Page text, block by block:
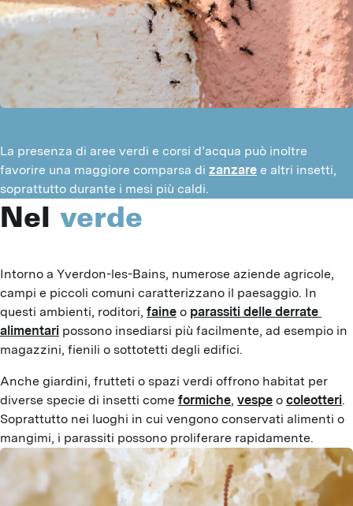
La presenza di aree verdi e corsi d’acqua può inoltre
favorire una maggiore comparsa di zanzare e altri insetti,
soprattutto durante i mesi più caldi.
Nel verde
Intorno a Yverdon-les-Bains, numerose aziende agricole,
campi e piccoli comuni caratterizzano il paesaggio. In
questi ambienti, roditori, faine o parassiti delle derrate
alimentari possono insediarsi più facilmente, ad esempio in
magazzini, fienili o sottotetti degli edifici.
Anche giardini, frutteti o spazi verdi offrono habitat per
diverse specie di insetti come formiche, vespe o coleotteri.
Soprattutto nei luoghi in cui vengono conservati alimenti o
mangimi, i parassiti possono proliferare rapidamente.